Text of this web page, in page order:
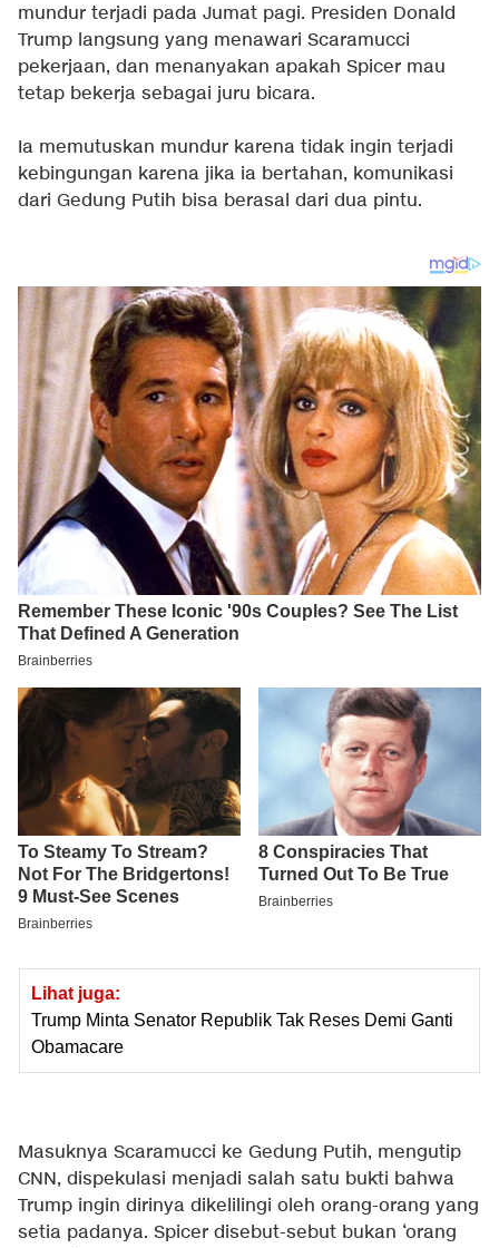
mundur terjadi pada Jumat pagi. Presiden Donald
Trump langsung yang menawari Scaramucci
pekerjaan, dan menanyakan apakah Spicer mau
tetap bekerja sebagai juru bicara.
Ia memutuskan mundur karena tidak ingin terjadi
kebingungan karena jika ia bertahan, komunikasi
dari Gedung Putih bisa berasal dari dua pintu.
Lihat juga:
Trump Minta Senator Republik Tak Reses Demi Ganti
Obamacare
Masuknya Scaramucci ke Gedung Putih, mengutip
CNN, dispekulasi menjadi salah satu bukti bahwa
Trump ingin dirinya dikelilingi oleh orang-orang yang
setia padanya. Spicer disebut-sebut bukan ‘orang